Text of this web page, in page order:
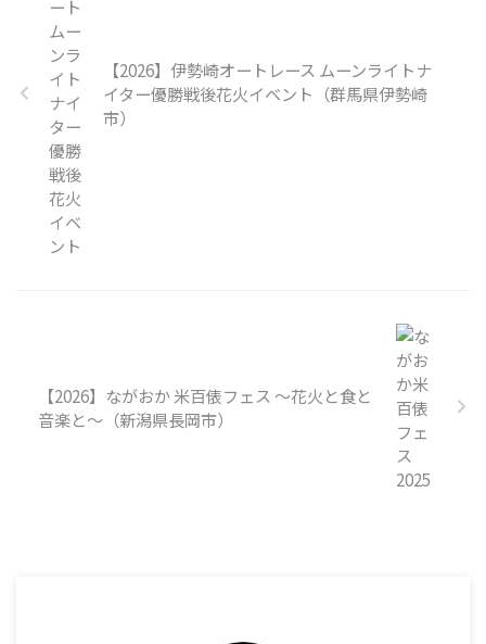
【2026】伊勢崎オートレース ムーンライトナ
イター優勝戦後花火イベント（群馬県伊勢崎
市）
【2026】ながおか 米百俵フェス 〜花火と食と
音楽と〜（新潟県長岡市）